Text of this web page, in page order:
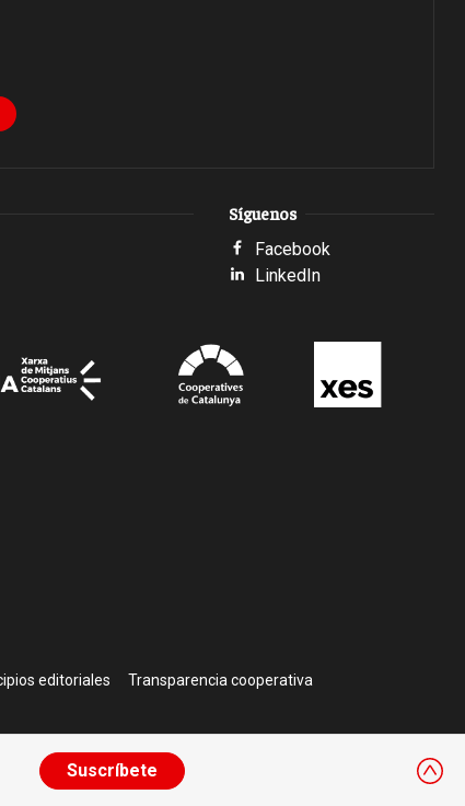
Suscríbete
Síguenos
Facebook
LinkedIn
editoriales Transparencia cooperativa